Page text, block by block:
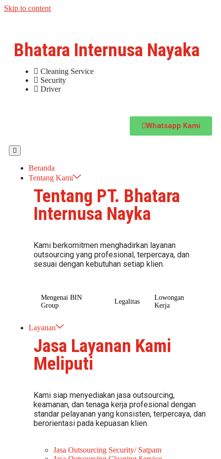
Skip to content
Bhatara Internusa Nayaka
Cleaning Service
Security
Driver
Whatsapp Kami
Beranda
Tentang Kami
Tentang PT. Bhatara
Internusa Nayka
Kami berkomitmen menghadirkan layanan
outsourcing yang profesional, terpercaya, dan
sesuai dengan kebutuhan setiap klien.
Mengenai BIN
Group
Legalitas
Lowongan
Kerja
Layanan
Jasa Layanan Kami
Meliputi
Kami siap menyediakan jasa outsourcing,
keamanan, dan tenaga kerja profesional dengan
standar pelayanan yang konsisten, terpercaya, dan
berorientasi pada kepuasan klien.
Jasa Outsourcing Security/ Satpam